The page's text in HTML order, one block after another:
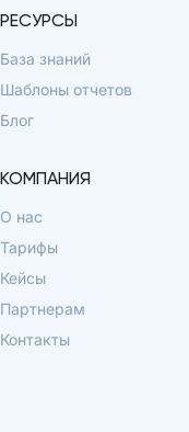
РЕСУРСЫ
База знаний
Шаблоны отчетов
Блог
КОМПАНИЯ
О нас
Тарифы
Кейсы
Партнерам
Контакты